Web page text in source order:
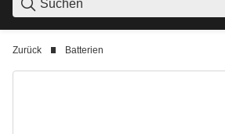
Zurück Batterien